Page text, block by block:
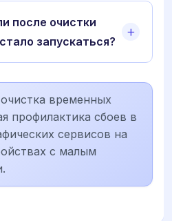
после очистки
запускаться?
временных
профилактика сбоев в
сервисов на
с малым